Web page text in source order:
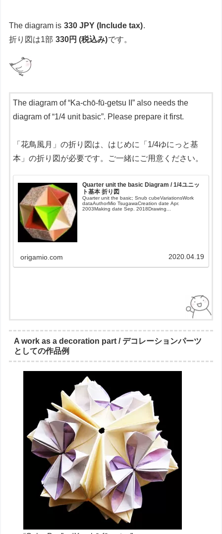
The diagram is 330 JPY (Include tax).
折り図は1部 330円 (税込み)です。
The diagram of “Ka-chō-fū-getsu II” also needs the
diagram of “1/4 unit basic”. Please prepare it first.
「花鳥風月」の折り図は、はじめに「1/4ゆにっと基
本」の折り図が必要です。ご一緒にご用意ください。
Quarter unit the basic Diagram / 1/4ユニッ
ト基本 折り図
Quarter unit the basic; Snub cubeVariationsWork
dataAuthorMio TsugawaCreation date Apr.
2003Making date Sep. 2018Drawing...
origamio.com 2020.04.19
A work as a decoration part / デコレーションパーツ
としての作品例